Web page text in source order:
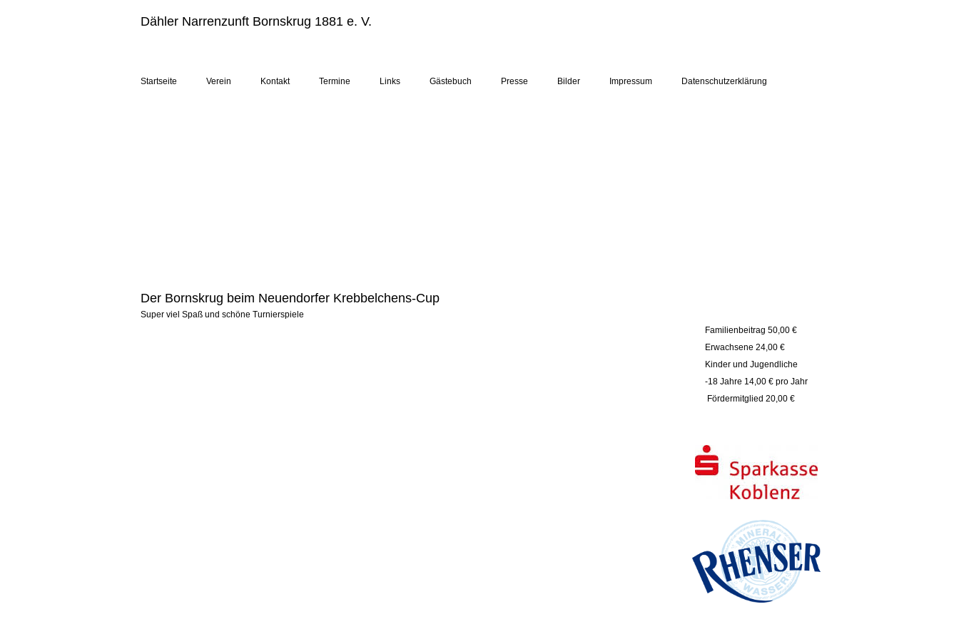
Dähler Narrenzunft Bornskrug 1881 e. V.
Startseite Verein Kontakt Termine Links Gästebuch Presse Bilder Impressum Datenschutzerklärung
Der Bornskrug beim Neuendorfer Krebbelchens-Cup
Super viel Spaß und schöne Turnierspiele
Familienbeitrag 50,00 €
Erwachsene 24,00 €
Kinder und Jugendliche
-18 Jahre 14,00 € pro Jahr
Fördermitglied 20,00 €